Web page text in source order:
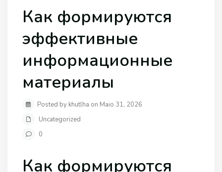
Как формируются
эффективные
информационные
материалы
Posted by khutlha on Maio 31, 2026
Uncategorized
0
Как формируются